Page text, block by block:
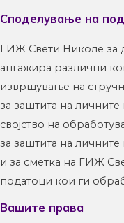
Споделување на
ГИЖ Свети Николе за
ангажира различни
извршување на
за заштита на
својство на
за заштита на
и за сметка на ГИЖ
податоци кои ги
Вашите права